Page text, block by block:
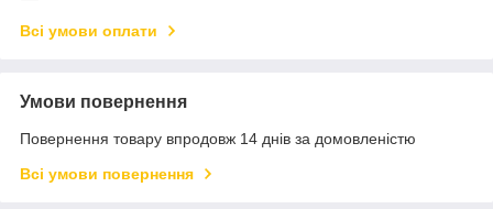
Всі умови оплати
Умови повернення
Повернення товару впродовж 14 днів за домовленістю
Всі умови повернення